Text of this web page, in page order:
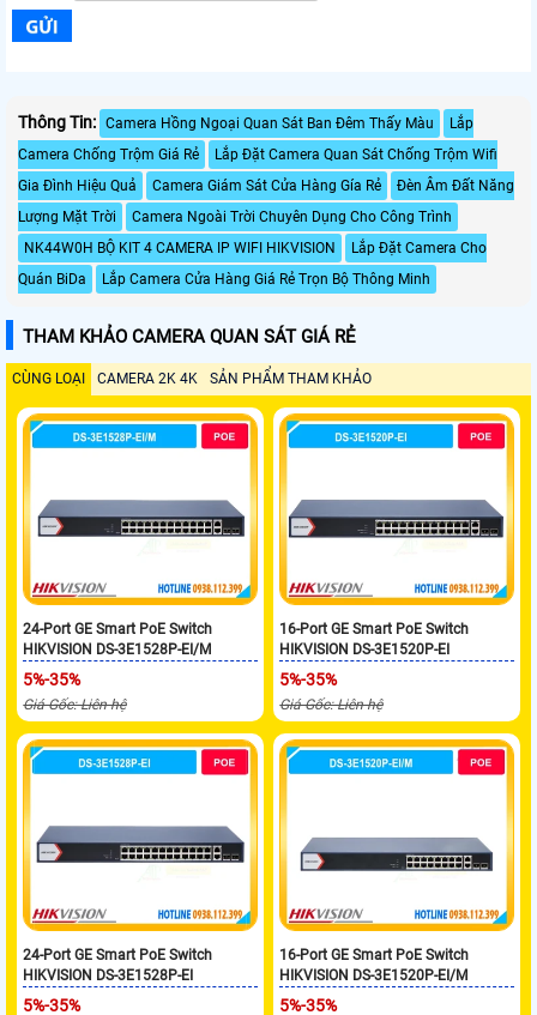
Thông Tin: Camera Hồng Ngoại Quan Sát Ban Đêm Thấy Màu
Lắp
Camera Chống Trộm Giá Rẻ
Lắp Đặt Camera Quan Sát Chống Trộm Wifi
Gia Đình Hiệu Quả
Camera Giám Sát Cửa Hàng Gía Rẻ
Đèn Âm Đất Năng
Lượng Mặt Trời
Camera Ngoài Trời Chuyên Dụng Cho Công Trình
NK44W0H BỘ KIT 4 CAMERA IP WIFI HIKVISION
Lắp Đặt Camera Cho
Quán BiDa
Lắp Camera Cửa Hàng Giá Rẻ Trọn Bộ Thông Minh
THAM KHẢO CAMERA QUAN SÁT GIÁ RẺ
CÙNG LOẠI CAMERA 2K 4K SẢN PHẨM THAM KHẢO
24-Port GE Smart PoE Switch
HIKVISION DS-3E1528P-EI/M
5%-35%
Giá Gốc: Liên hệ
16-Port GE Smart PoE Switch
HIKVISION DS-3E1520P-EI
5%-35%
Giá Gốc: Liên hệ
24-Port GE Smart PoE Switch
HIKVISION DS-3E1528P-EI
5%-35%
16-Port GE Smart PoE Switch
HIKVISION DS-3E1520P-EI/M
5%-35%